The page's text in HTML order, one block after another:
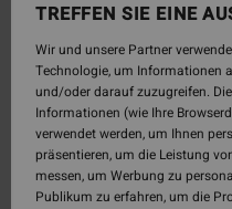
TREFFEN SIE EINE
Wir und unsere Partner
Technologie, um Informationen
und/oder darauf zuzugreifen.
Informationen (wie Ihre
verwendet werden, um Ihnen
präsentieren, um die Leistung
messen, um Werbung zu
Publikum zu erfahren, um die